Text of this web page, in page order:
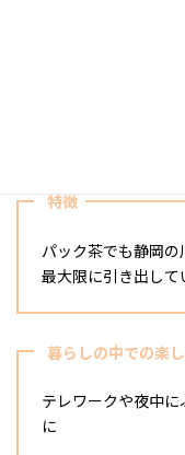
特徴
パック茶でも静岡
最大限に引き出して
暮らしの中での楽
テレワークや夜中
に